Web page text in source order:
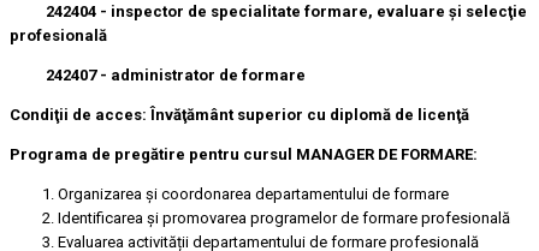
242404 - inspector de specialitate formare, evaluare şi selecţie
profesională
242407 - administrator de formare
Condiţii de acces: Învăţământ superior cu diplomă de licenţă
Programa de pregătire pentru cursul MANAGER DE FORMARE:
Organizarea și coordonarea departamentului de formare
Identificarea și promovarea programelor de formare profesională
Evaluarea activității departamentului de formare profesională